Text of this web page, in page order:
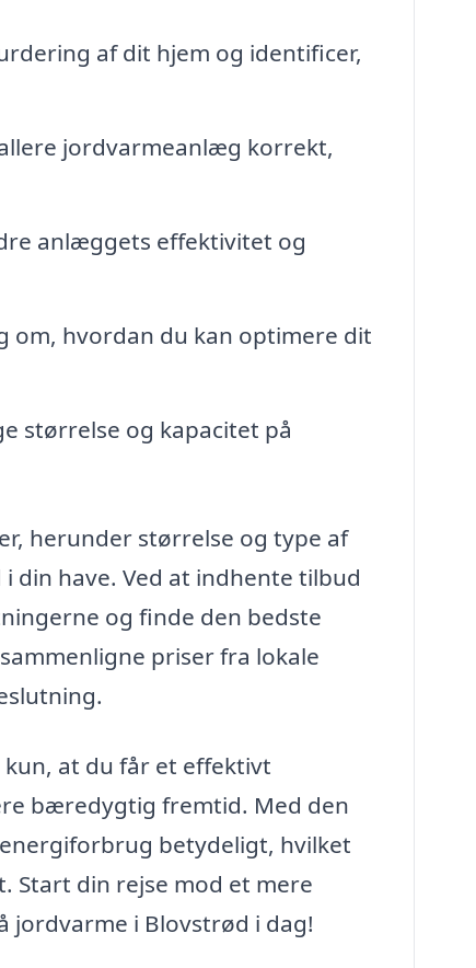
af dit hjem og identificer,
jordvarmeanlæg korrekt,
anlæggets effektivitet og
om, hvordan du kan optimere dit
størrelse og kapacitet på
herunder størrelse og type af
din have. Ved at indhente tilbud
og finde den bedste
priser fra lokale
at du får et effektivt
bæredygtig fremtid. Med den
betydeligt, hvilket
Start din rejse mod et mere
jordvarme i Blovstrød i dag!